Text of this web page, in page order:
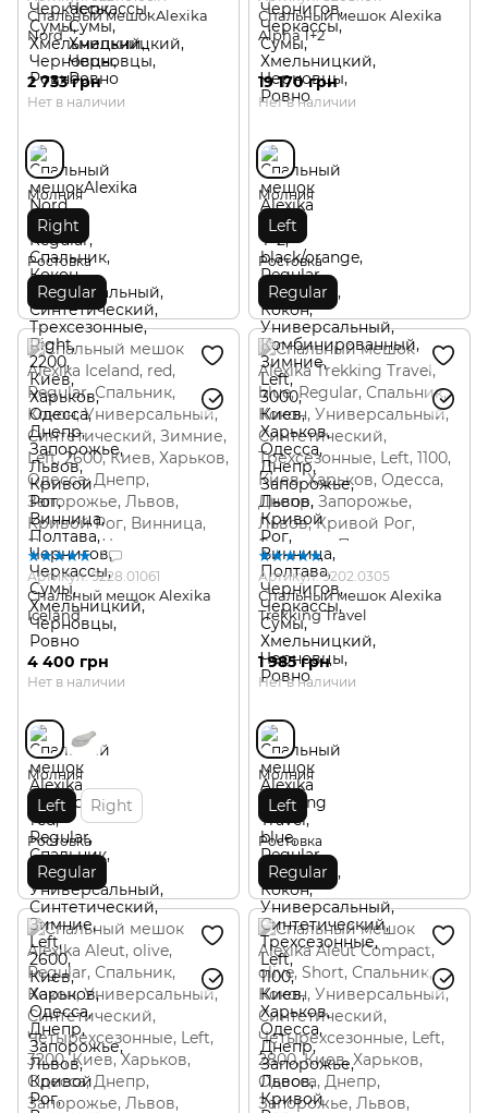
Спальный мешокAlexika
Nord
2 733 грн
Нет в наличии
Молния
Right
Ростовка
Regular
Спальный мешок Alexika
Alpha 1+2
19 170 грн
Нет в наличии
Молния
Left
Ростовка
Regular
1
Артикул: 9228.01061
Спальный мешок Alexika
Iceland
4 400 грн
Нет в наличии
Молния
Left Right
Ростовка
Regular
Артикул: 9202.0305
Спальный мешок Alexika
Trekking Travel
1 985 грн
Нет в наличии
Молния
Left
Ростовка
Regular